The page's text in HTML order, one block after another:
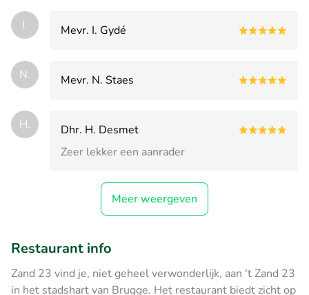
I. Mevr. I. Gydé
N. Mevr. N. Staes
H.
Dhr. H. Desmet
Zeer lekker een aanrader
Meer weergeven
Restaurant info
Zand 23 vind je, niet geheel verwonderlijk, aan 't Zand 23
in het stadshart van Brugge. Het restaurant biedt zicht op